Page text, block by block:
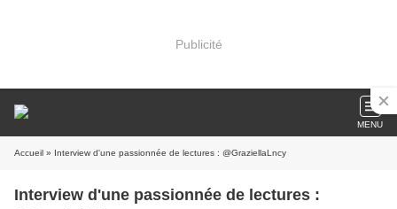
Publicité
MENU
Accueil » Interview d'une passionnée de lectures : @GraziellaLncy
Interview d'une passionnée de lectures :